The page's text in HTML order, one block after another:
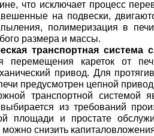
что исключает процесс
на подвески,
полимеризация в
размера и массы.
транспортная система
перемещения кареток от
привод. Для
предусмотрен цепной
транспортной системой
из требований
площади и простате
можно снизить